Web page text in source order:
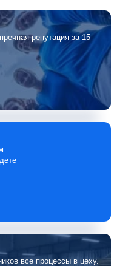
репутация за 15
все процессы в цеху.